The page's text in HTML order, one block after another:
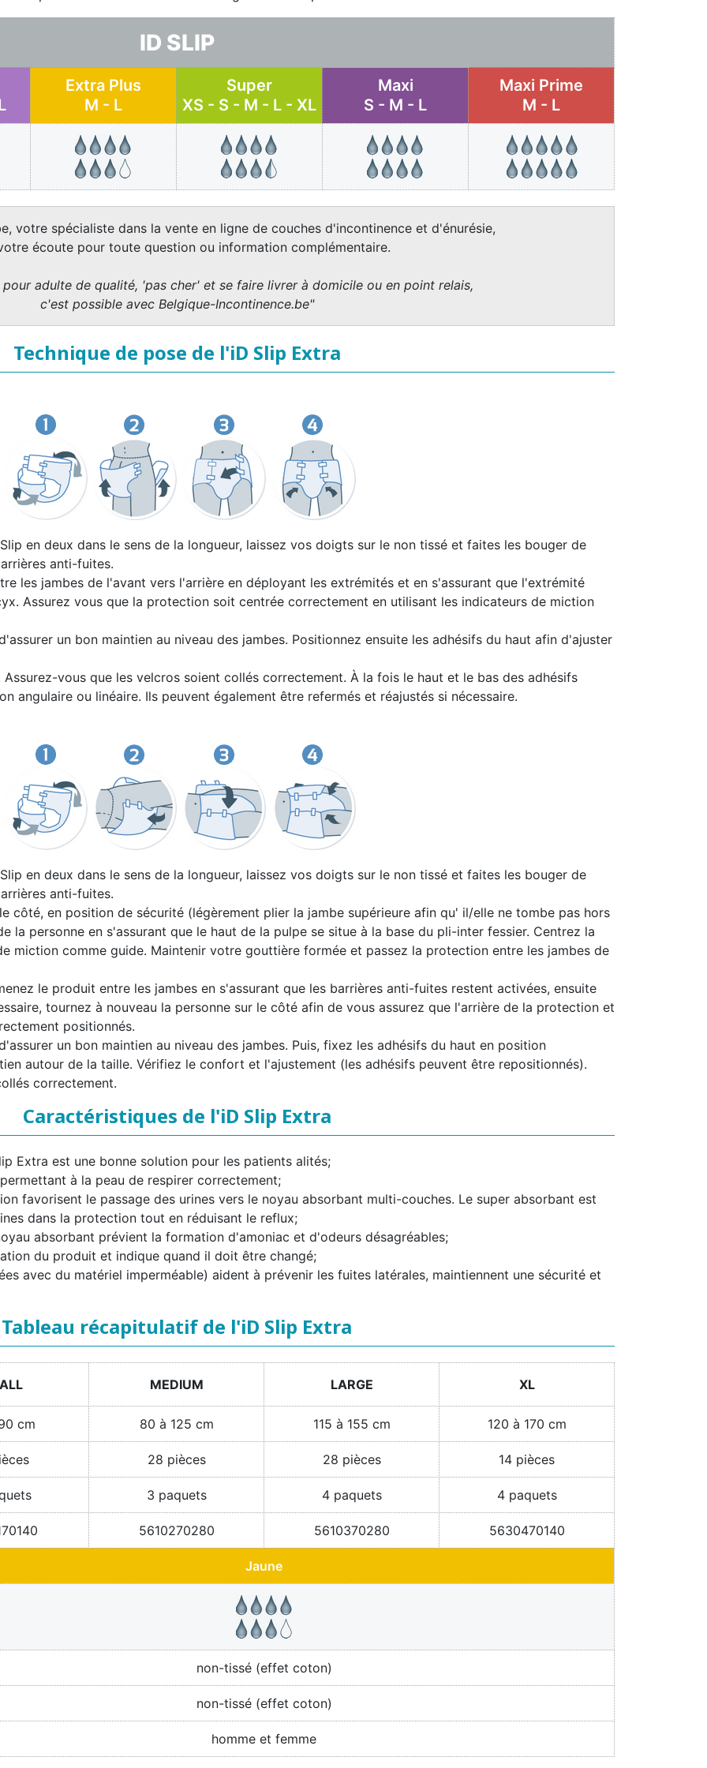
ID SLIP
Extra Plus
M - L
Super
XS - S - M - L - XL
Maxi
S - M - L
Maxi Prime
M - L
votre spécialiste dans la vente en ligne de couches d'incontinence et d'énurésie,
écoute pour toute question ou information complémentaire.
adulte de qualité, 'pas cher' et se faire livrer à domicile ou en point relais,
c'est possible avec Belgique-Incontinence.be"
Technique de pose de l'iD Slip Extra
en deux dans le sens de la longueur, laissez vos doigts sur le non tissé et faites les bouger de
anti-fuites.
les jambes de l'avant vers l'arrière en déployant les extrémités et en s'assurant que l'extrémité
Assurez vous que la protection soit centrée correctement en utilisant les indicateurs de miction
un bon maintien au niveau des jambes. Positionnez ensuite les adhésifs du haut afin d'ajuster
vous que les velcros soient collés correctement. À la fois le haut et le bas des adhésifs
angulaire ou linéaire. Ils peuvent également être refermés et réajustés si nécessaire.
en deux dans le sens de la longueur, laissez vos doigts sur le non tissé et faites les bouger de
anti-fuites.
côté, en position de sécurité (légèrement plier la jambe supérieure afin qu' il/elle ne tombe pas hors
la personne en s'assurant que le haut de la pulpe se situe à la base du pli-inter fessier. Centrez la
miction comme guide. Maintenir votre gouttière formée et passez la protection entre les jambes de
le produit entre les jambes en s'assurant que les barrières anti-fuites restent activées, ensuite
tournez à nouveau la personne sur le côté afin de vous assurez que l'arrière de la protection et
positionnés.
un bon maintien au niveau des jambes. Puis, fixez les adhésifs du haut en position
autour de la taille. Vérifiez le confort et l'ajustement (les adhésifs peuvent être repositionnés).
correctement.
Caractéristiques de l'iD Slip Extra
Extra est une bonne solution pour les patients alités;
à la peau de respirer correctement;
favorisent le passage des urines vers le noyau absorbant multi-couches. Le super absorbant est
dans la protection tout en réduisant le reflux;
absorbant prévient la formation d'amoniac et d'odeurs désagréables;
du produit et indique quand il doit être changé;
avec du matériel imperméable) aident à prévenir les fuites latérales, maintiennent une sécurité et
Tableau récapitulatif de l'iD Slip Extra
MEDIUM LARGE XL
cm 80 à 125 cm 115 à 155 cm 120 à 170 cm
28 pièces 28 pièces 14 pièces
3 paquets 4 paquets 4 paquets
5610270280 5610370280 5630470140
Jaune
non-tissé (effet coton)
non-tissé (effet coton)
homme et femme